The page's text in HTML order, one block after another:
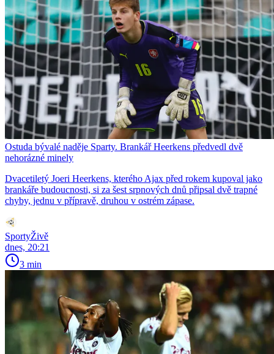
Ostuda bývalé naděje Sparty. Brankář Heerkens předvedl dvě
nehorázné minely
Dvacetiletý Joeri Heerkens, kterého Ajax před rokem kupoval jako
brankáře budoucnosti, si za šest srpnových dnů připsal dvě trapné
chyby, jednu v přípravě, druhou v ostrém zápase.
SportyŽivě
dnes, 20:21
3 min